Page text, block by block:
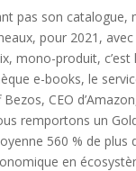
pas son catalogue,
pour 2021, avec
mono-produit, c’est
e-books, le
CEO
remportons un
560 % de plus
en